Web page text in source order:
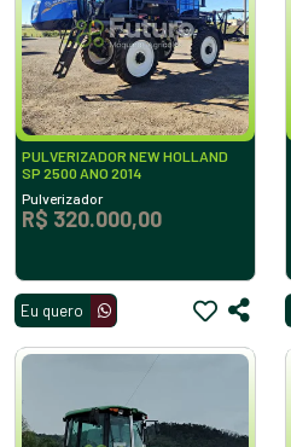
PULVERIZADOR NEW HOLLAND
SP 2500 ANO 2014
Pulverizador
R$ 320.000,00
Eu quero